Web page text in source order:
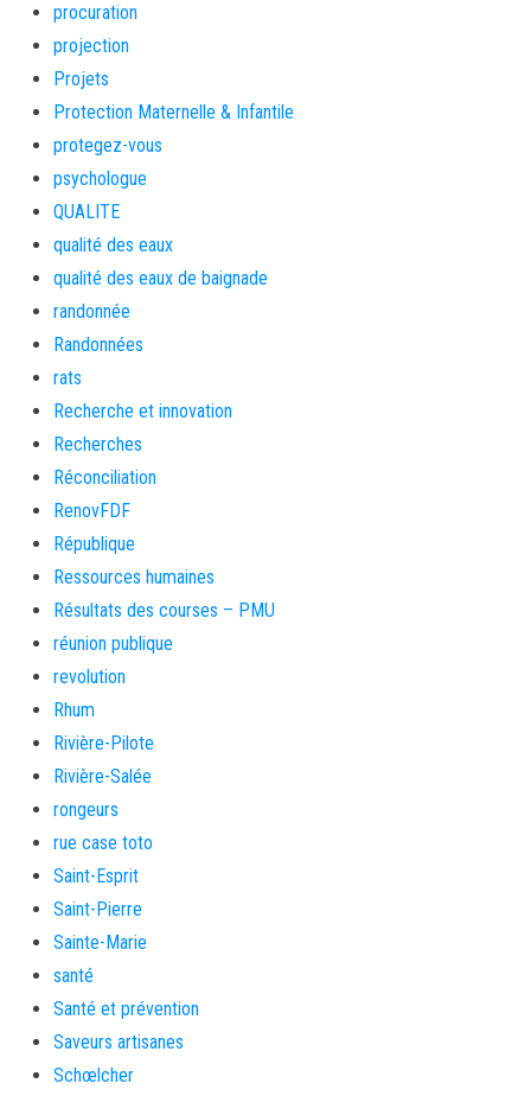
procuration
projection
Projets
Protection Maternelle & Infantile
protegez-vous
psychologue
QUALITE
qualité des eaux
qualité des eaux de baignade
randonnée
Randonnées
rats
Recherche et innovation
Recherches
Réconciliation
RenovFDF
République
Ressources humaines
Résultats des courses – PMU
réunion publique
revolution
Rhum
Rivière-Pilote
Rivière-Salée
rongeurs
rue case toto
Saint-Esprit
Saint-Pierre
Sainte-Marie
santé
Santé et prévention
Saveurs artisanes
Schœlcher